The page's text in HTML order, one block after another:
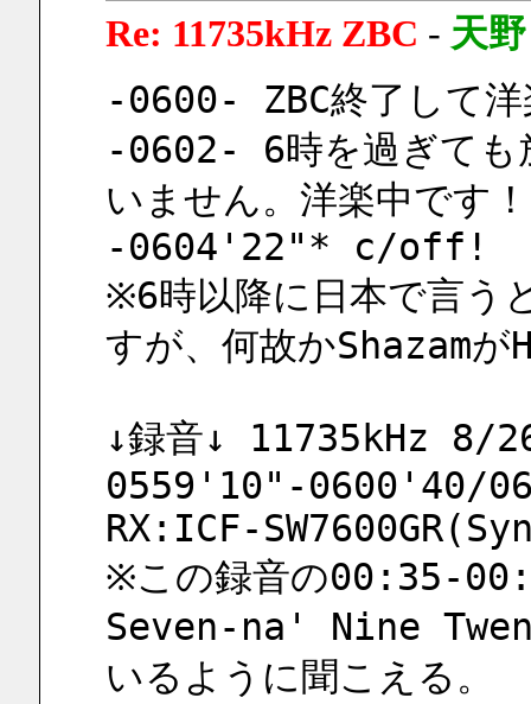
Re: 11735kHz ZBC - 天野
-0600- ZBC終了して洋
-0602- 6時を過ぎても
いません。洋楽中です！
-0604'22"* c/off!
※6時以降に日本で言う
すが、何故かShazam
↓録音↓ 11735kHz 8/
0559'10"-0600'40/
RX:ICF-
※この録音の00:35-
Seven-na' Nine
いるように聞こえる。